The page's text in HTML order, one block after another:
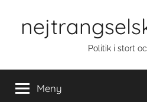
Politik i stort
Meny